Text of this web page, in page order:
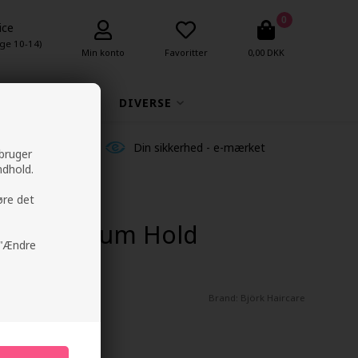
det
10-14)
Min konto Favoritter
0
0,00 DKK
DIVERSE
Din sikkerhed - e-mærket
Medium Hold
Brand: Björk Haircare